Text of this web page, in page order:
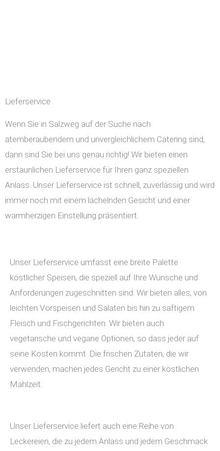
Lieferservice
Wenn Sie in Salzweg auf der Suche nach
atemberaubendem und unvergleichlichem Catering sind,
dann sind Sie bei uns genau richtig! Wir bieten einen
erstaunlichen Lieferservice für Ihren ganz speziellen
Anlass. Unser Lieferservice ist schnell, zuverlässig und wird
immer noch mit einem lächelnden Gesicht und einer
warmherzigen Einstellung präsentiert.
Unser Lieferservice umfasst eine breite Palette
köstlicher Speisen, die speziell auf Ihre Wünsche und
Anforderungen zugeschnitten sind. Wir bieten alles, von
leichten Vorspeisen und Salaten bis hin zu saftigem
Fleisch und Fischgerichten. Wir bieten auch
vegetarische und vegane Optionen, so dass jeder auf
seine Kosten kommt. Die frischen Zutaten, die wir
verwenden, machen jedes Gericht zu einer köstlichen
Mahlzeit.
Unser Lieferservice liefert auch eine Reihe von
Leckereien, die zu jedem Anlass und jedem Geschmack